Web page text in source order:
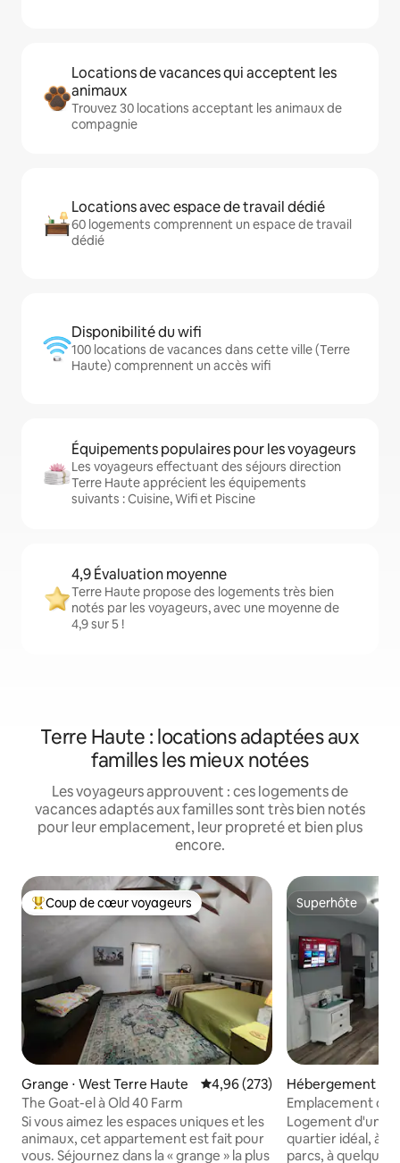
Locations de vacances qui acceptent les
animaux
Trouvez 30 locations acceptant les animaux de
compagnie
Locations avec espace de travail dédié
60 logements comprennent un espace de travail
dédié
Disponibilité du wifi
100 locations de vacances dans cette ville (Terre
Haute) comprennent un accès wifi
Équipements populaires pour les voyageurs
Les voyageurs effectuant des séjours direction
Terre Haute apprécient les équipements
suivants : Cuisine, Wifi et Piscine
4,9 Évaluation moyenne
Terre Haute propose des logements très bien
notés par les voyageurs, avec une moyenne de
4,9 sur 5 !
Terre Haute : locations adaptées aux
familles les mieux notées
Les voyageurs approuvent : ces logements de
vacances adaptés aux familles sont très bien notés
pour leur emplacement, leur propreté et bien plus
encore.
Coups de cœur voyageurs les plus appréciés
Coup de cœur voyageurs
Grange ⋅ West Terre Haute Évaluation moyenne sur la
4,96 (273)
The Goat-el à Old 40 Farm
Si vous aimez les espaces uniques et les
animaux, cet appartement est fait pour
vous. Séjournez dans la « grange » la plus
Superhôte
Superhôte
Hébergement ⋅
Emplacement
du lac et des
Logement d'une
quartier idéal, à
parcs, à